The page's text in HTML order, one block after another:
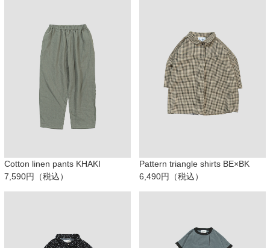
Cotton linen pants KHAKI
7,590円（税込）
Pattern triangle shirts BE×BK
6,490円（税込）